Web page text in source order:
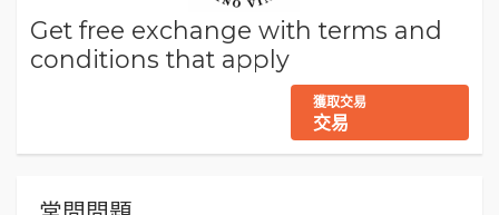
Get free exchange with terms and
conditions that apply
獲取交易
交易